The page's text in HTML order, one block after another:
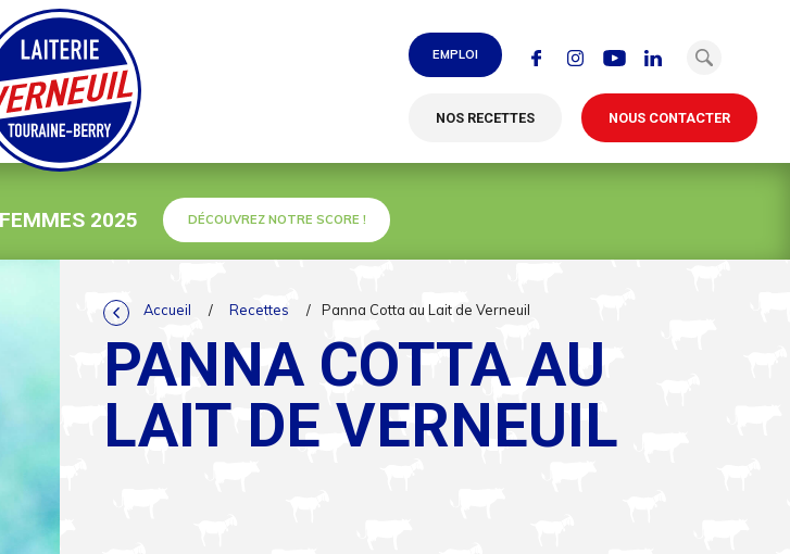
EMPLOI
NOS RECETTES NOUS CONTACTER
2025 DÉCOUVREZ NOTRE SCORE !
Accueil / Recettes / Panna Cotta au Lait de Verneuil
PANNA COTTA AU
LAIT DE VERNEUIL